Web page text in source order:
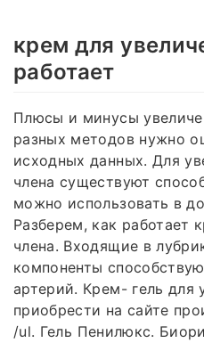
крем для
работает
Плюсы и минусы
разных методов нужно
исходных данных. Для
члена существуют
можно использовать в
Разберем, как работает
члена. Входящие в
компоненты
артерий. Крем- гель для
приобрести на сайте
/ul. Гель Пенилюкс.